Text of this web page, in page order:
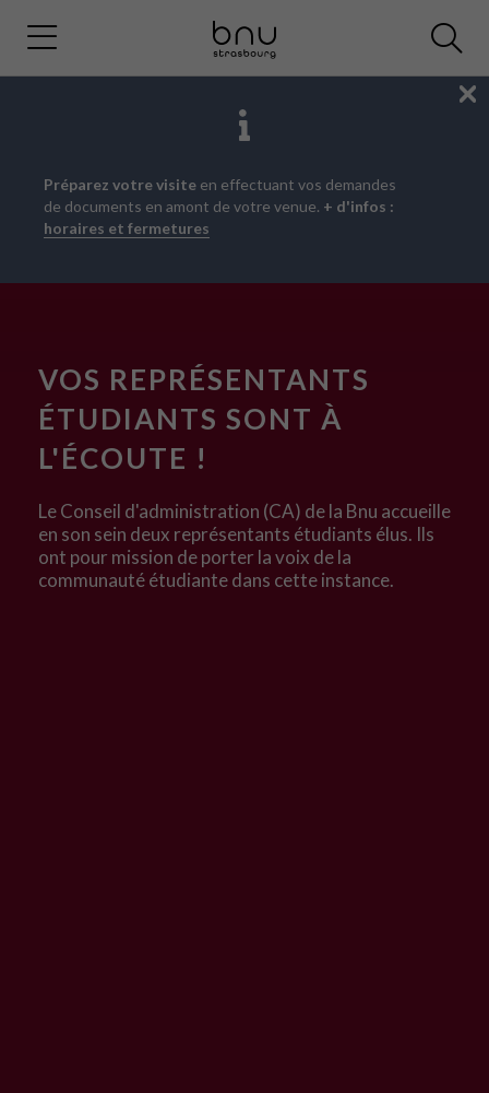
Aller
au
menu
Aller
au
contenu
Aller
à
la
Préparez votre visite en effectuant vos demandes
de documents en amont de votre venue. + d'infos :
horaires et fermetures
VOS REPRÉSENTANTS
ÉTUDIANTS SONT À
L'ÉCOUTE !
Le Conseil d'administration (CA) de la Bnu accueille
en son sein deux représentants étudiants élus. Ils
ont pour mission de porter la voix de la
communauté étudiante dans cette instance.